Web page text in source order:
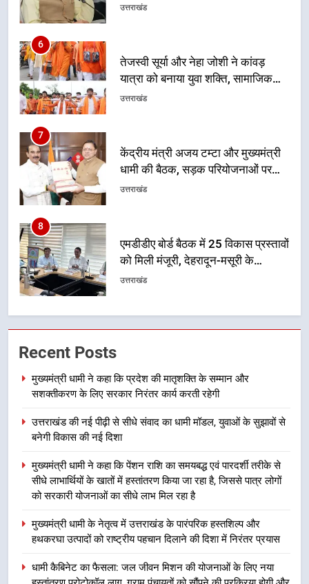
समरसता और भारतीय संस्कृति का सशक्त
उत्तराखंड
7
केंद्रीय मंत्री अजय टम्टा और मुख्यमंत्री
धामी की बैठक, सड़क परियोजनाओं पर
हुआ मंथन
उत्तराखंड
8
एमडीडीए बोर्ड बैठक में 25 विकास प्रस्तावों
को मिली मंजूरी, देहरादून-मसूरी के
नियोजित विकास को मिलेगी रफ्तार
उत्तराखंड
1
मुख्यमंत्री धामी ने कहा कि प्रदेश की
मातृशक्ति के सम्मान और सशक्तीकरण के
लिए सरकार निरंतर कार्य करती रहेगी
उत्तराखंड
विकास की नई दिशा
उत्तराखंड
मुख्यमंत्री धामी ने कहा कि पेंशन राशि का
समयबद्ध एवं पारदर्शी तरीके से सीधे
लाभार्थियों के खातों में हस्तांतरण किया जा
रहा है, जिससे पात्र लोगों को सरकारी
योजनाओं का सीधे लाभ मिल रहा है
उत्तराखंड
4
मुख्यमंत्री धामी के नेतृत्व में उत्तराखंड के
पारंपरिक हस्तशिल्प और हथकरघा उत्पादों
निरंतर प्रयास
Recent Posts
मुख्यमंत्री धामी ने कहा कि प्रदेश की मातृशक्ति के सम्मान और
सशक्तीकरण के लिए सरकार निरंतर कार्य करती रहेगी
उत्तराखंड की नई पीढ़ी से सीधे संवाद का धामी मॉडल, युवाओं के सुझावों से
बनेगी विकास की नई दिशा
मुख्यमंत्री धामी ने कहा कि पेंशन राशि का समयबद्ध एवं पारदर्शी तरीके से
सीधे लाभार्थियों के खातों में हस्तांतरण किया जा रहा है, जिससे पात्र लोगों
को सरकारी योजनाओं का सीधे लाभ मिल रहा है
मुख्यमंत्री धामी के नेतृत्व में उत्तराखंड के पारंपरिक हस्तशिल्प और
हथकरघा उत्पादों को राष्ट्रीय पहचान दिलाने की दिशा में निरंतर प्रयास
धामी कैबिनेट का फैसला: जल जीवन मिशन की योजनाओं के लिए नया